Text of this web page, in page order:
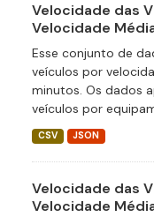
Velocidade das
Velocidade
Esse conjunto de
veículos por
minutos. Os dados
veículos por
CSV JSON
Velocidade das
Velocidade